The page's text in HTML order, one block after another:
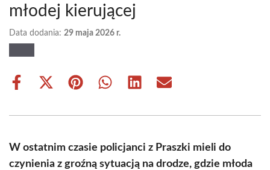
młodej kierującej
Data dodania: 29 maja 2026 r.
Share
Share
(Twitter)
Share Share Share Share
W ostatnim czasie policjanci z Praszki mieli do
czynienia z groźną sytuacją na drodze, gdzie młoda